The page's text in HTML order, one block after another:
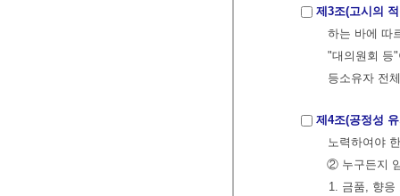
제3조(고시의
하는 바에 따
"대의원회 등
등소유자 전
제4조(공정성
노력하여야
② 누구든지
1. 금품, 향응